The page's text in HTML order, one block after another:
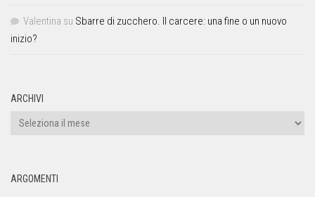
Valentina su Sbarre di zucchero. Il carcere: una fine o un nuovo
inizio?
ARCHIVI
ARGOMENTI